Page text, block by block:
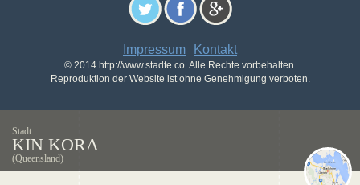
Impressum - Kontakt
© 2014 http://www.stadte.co. Alle Rechte vorbehalten.
Reproduktion der Website ist ohne Genehmigung verboten.
Stadt
KIN KORA
(Queensland)